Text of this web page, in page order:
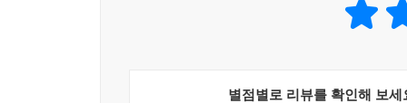
사람이 어느 정도 살고 나면 자신이 살아온 길을
별점별로 리뷰를 확인해 보세